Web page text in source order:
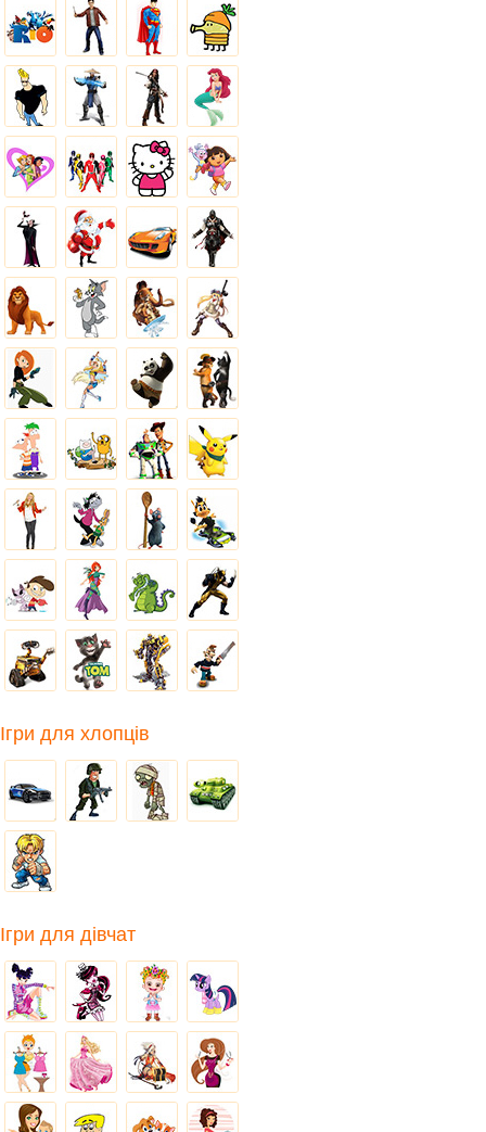
Ігри для хлопців
Ігри для дівчат